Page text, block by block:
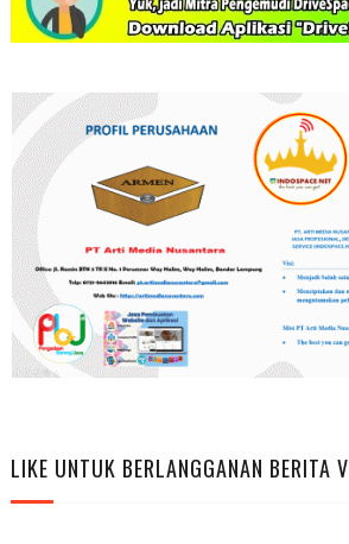
LIKE UNTUK BERLANGGANAN BERITA